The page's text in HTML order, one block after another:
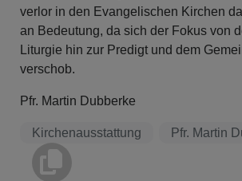
verlor in den Evangelischen Kirchen
an Bedeutung, da sich der Fokus von
Liturgie hin zur Predigt und dem
verschob.
Pfr. Martin Dubberke
Kirchenausstattung Pfr. Martin